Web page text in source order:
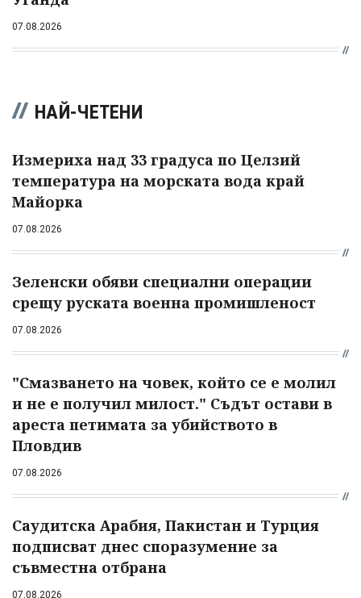
07.08.2026
НАЙ-ЧЕТЕНИ
Измериха над 33 градуса по Целзий
температура на морската вода край
Майорка
07.08.2026
Зеленски обяви специални операции
срещу руската военна промишленост
07.08.2026
"Смазването на човек, който се е молил
и не е получил милост." Съдът остави в
ареста петимата за убийството в
Пловдив
07.08.2026
Саудитска Арабия, Пакистан и Турция
подписват днес споразумение за
съвместна отбрана
07.08.2026